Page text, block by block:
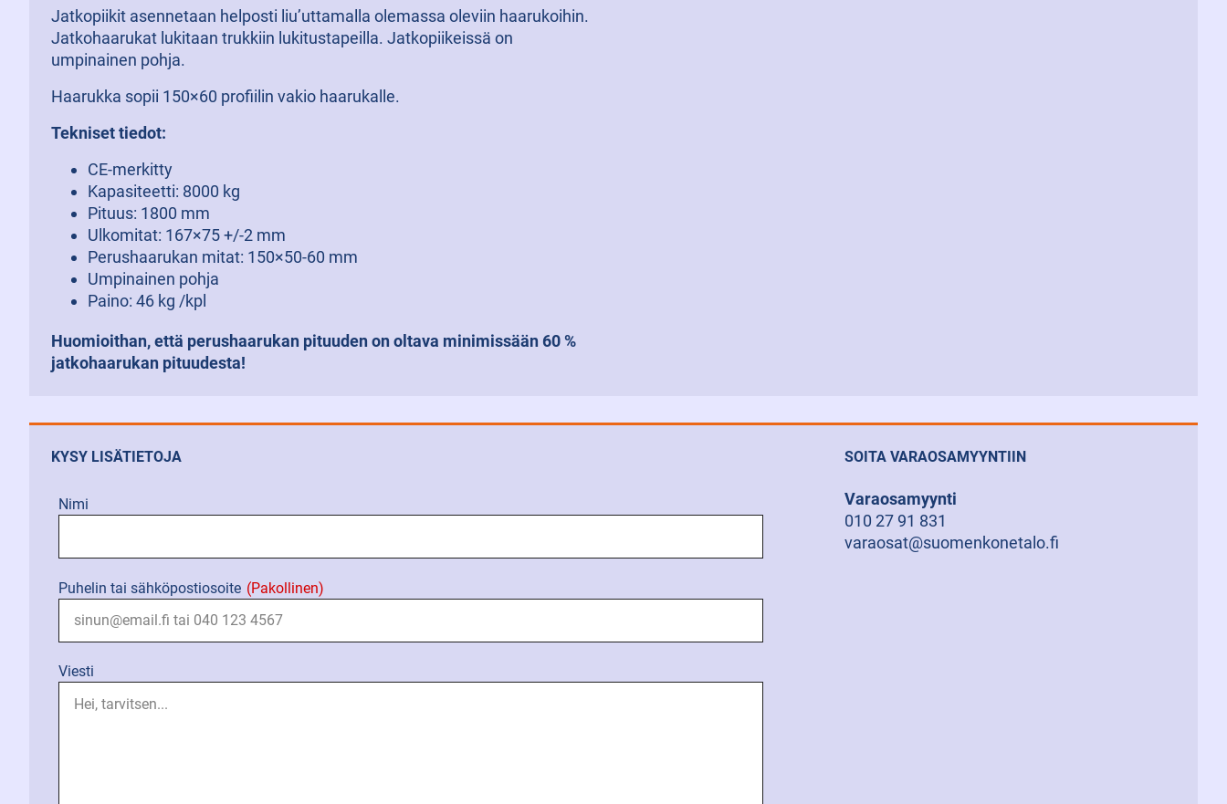
Jatkopiikit asennetaan helposti liu’uttamalla olemassa oleviin haarukoihin.
Jatkohaarukat lukitaan trukkiin lukitustapeilla. Jatkopiikeissä on
umpinainen pohja.
Haarukka sopii 150×60 profiilin vakio haarukalle.
Tekniset tiedot:
CE-merkitty
Kapasiteetti: 8000 kg
Pituus: 1800 mm
Ulkomitat: 167×75 +/-2 mm
Perushaarukan mitat: 150×50-60 mm
Umpinainen pohja
Paino: 46 kg /kpl
Huomioithan, että perushaarukan pituuden on oltava minimissään 60 %
jatkohaarukan pituudesta!
KYSY LISÄTIETOJA
Nimi
Puhelin tai sähköpostiosoite (Pakollinen)
Viesti
SOITA VARAOSAMYYNTIIN
Varaosamyynti
010 27 91 831
varaosat@suomenkonetalo.fi